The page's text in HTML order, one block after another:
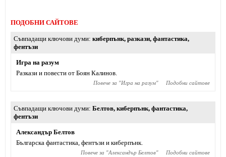
ПОДОБНИ САЙТОВЕ
Съвпадащи ключови думи киберпънк, разкази, фантастика,
фентъзи
Игра на разум
Разкази и повести от Боян Калинов.
Повече за "Игра на разум" Подобни сайтове
Съвпадащи ключови думи Белтов, киберпънк, фантастика,
фентъзи
Александър Белтов
Българска фантастика, фентъзи и киберпънк.
Повече за "Александър Белтов" Подобни сайтове